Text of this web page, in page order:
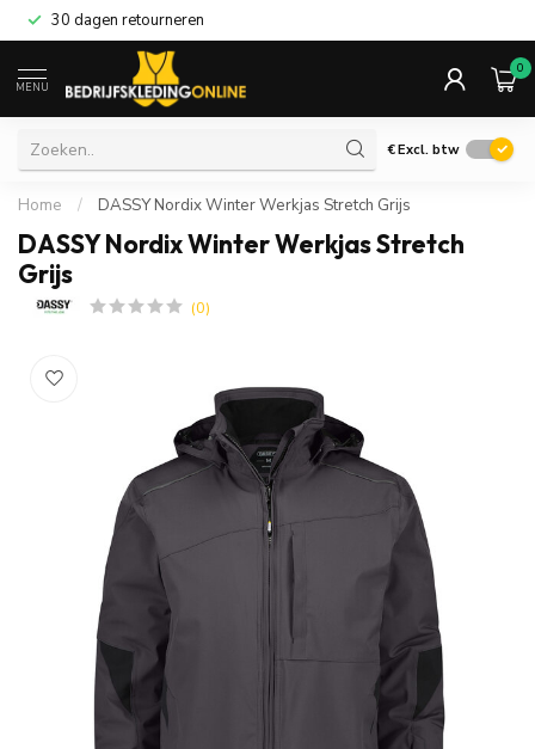
30 dagen retourneren
MENU
0
€Excl. btw
Home / DASSY Nordix Winter Werkjas Stretch Grijs
DASSY Nordix Winter Werkjas Stretch
Grijs
(0)